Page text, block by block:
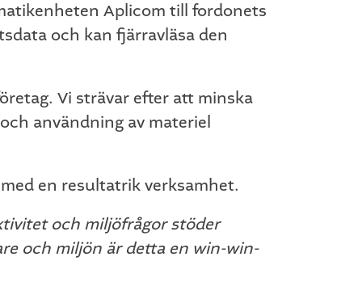
Aplicom till fordonets
och kan fjärravläsa den
Vi strävar efter att minska
användning av materiel
en resultatrik verksamhet.
och miljöfrågor stöder
och miljön är detta en win-win-